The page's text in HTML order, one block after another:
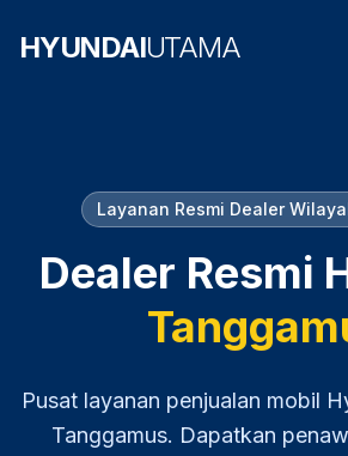
HYUNDAIUTAMA
Layanan Resmi Dealer
Dealer Resmi
Pusat layanan penjualan mobil
Tanggamus. Dapatkan